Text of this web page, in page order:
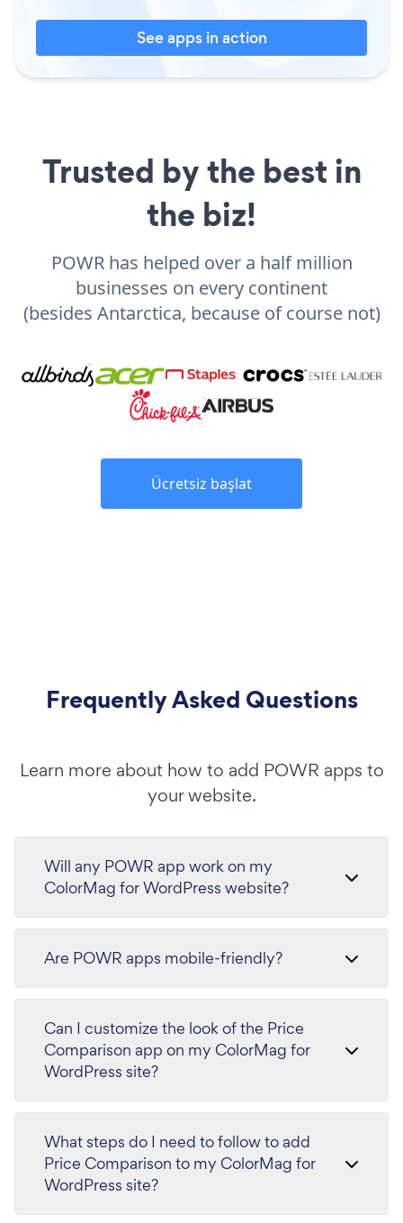
See apps in action
Trusted by the best in
the biz!
POWR has helped over a half million
businesses on every continent
(besides Antarctica, because of course not)
Ücretsiz başlat
Frequently Asked Questions
Learn more about how to add POWR apps to
your website.
Will any POWR app work on my
ColorMag for WordPress website?
Are POWR apps mobile-friendly?
Can I customize the look of the Price
Comparison app on my ColorMag for
WordPress site?
What steps do I need to follow to add
Price Comparison to my ColorMag for
WordPress site?